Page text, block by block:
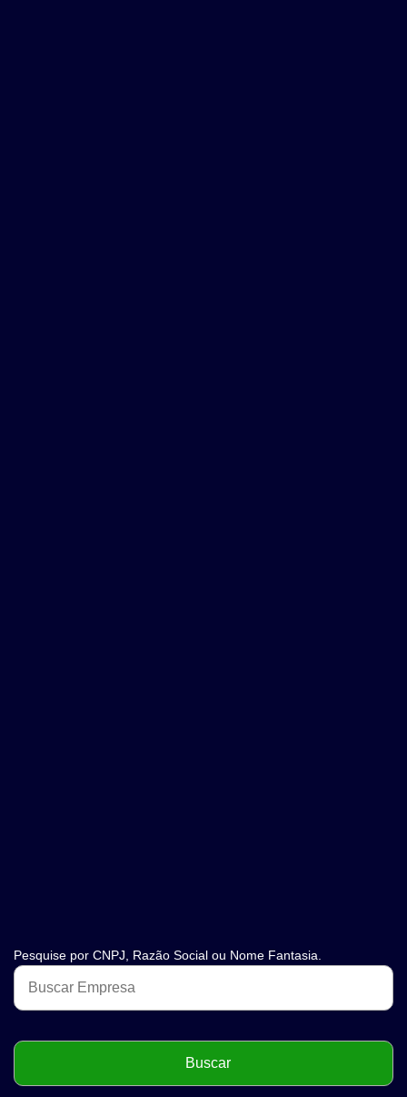
Pesquise por CNPJ, Razão Social ou Nome Fantasia.